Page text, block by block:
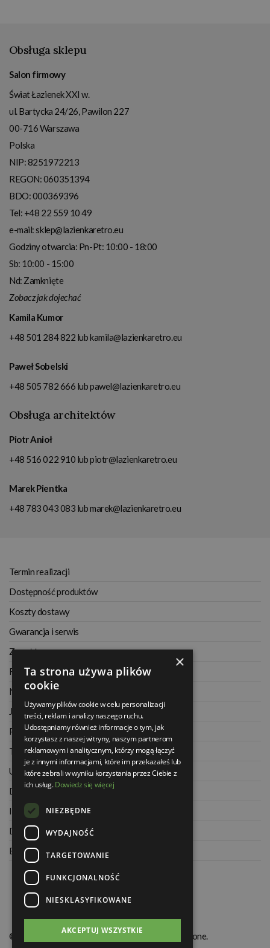
Obsługa sklepu
Salon firmowy
Świat Łazienek XXI w.
ul. Bartycka 24/26, Pawilon 227
00-716Warszawa
Polska
NIP:8251972213
REGON: 060351394
BDO: 000369396
Tel: +48 22 559 10 49
e-mail:sklep@lazienkaretro.eu
Godziny otwarcia: Pn-Pt: 10:00 - 18:00
Sb: 10:00 - 15:00
Nd: Zamknięte
Zobacz jak dojechać
Kamila Kumor
+48 501 284 822 lubkamila@lazienkaretro.eu
Paweł Sobelski
+48 505 782 666 lubpawel@lazienkaretro.eu
Obsługa architektów
Piotr Anioł
+48 516 022 910 lubpiotr@lazienkaretro.eu
Marek Pientka
+48 783 043 083 lubmarek@lazienkaretro.eu
Termin realizacji
Dostępność produktów
Koszty dostawy
Gwarancja i serwis
Zwrot towaru
Regulamin
Najczęściej zadawane pytania
Jak kupować na raty
Polityka prywatności
Twoje zamówienia
Ustawienia konta
Dane kontaktowe
Informacje o firmie
Dla architektów
Blog
© Świat Łazienek XXI w. Wszelkie prawa zastrzeżone.
×
Ta strona używa plików
cookie
Używamy plików cookie w celu personalizacji
treści, reklam i analizy naszego ruchu.
Udostępniamy również informacje o tym, jak
korzystasz z naszej witryny, naszym partnerom
reklamowym i analitycznym, którzy mogą łączyć
je z innymi informacjami, które im przekazałeś lub
które zebrali w wyniku korzystania przez Ciebie z
ich usług.Dowiedz się więcej
NIEZBĘDNE
WYDAJNOŚĆ
TARGETOWANIE
FUNKCJONALNOŚĆ
NIESKLASYFIKOWANE
AKCEPTUJ WSZYSTKIE